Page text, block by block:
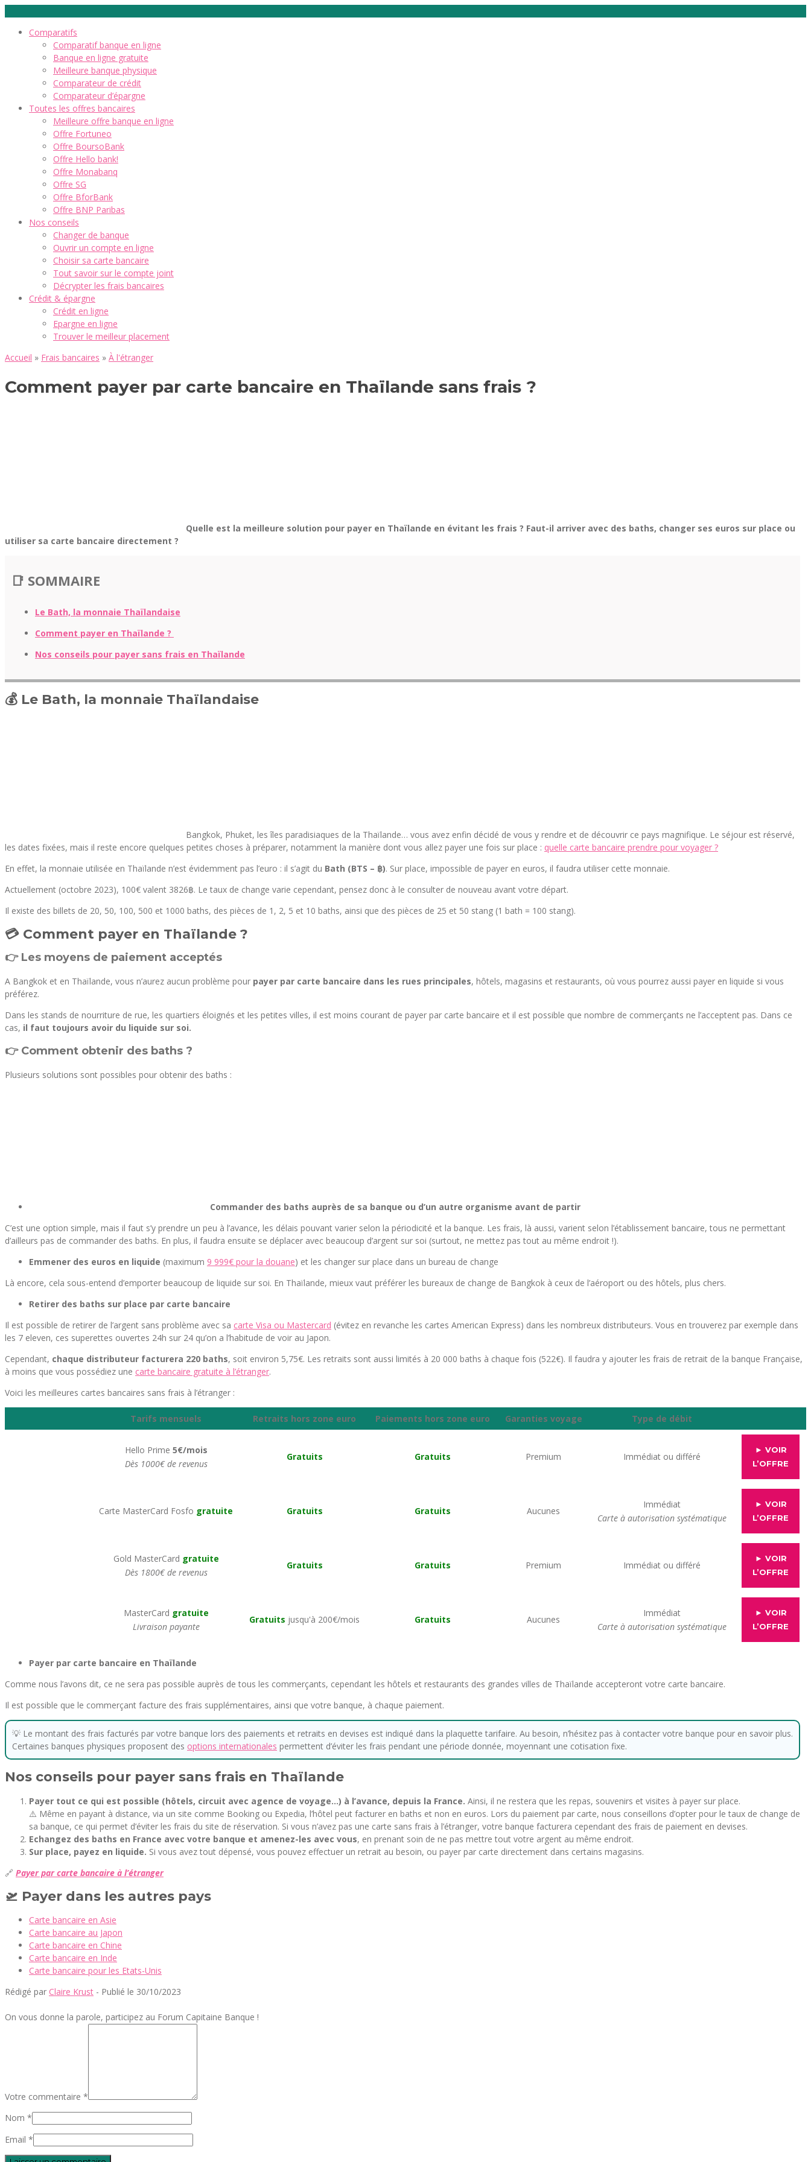
Comparatifs
Comparatif banque en ligne
Banque en ligne gratuite
Meilleure banque physique
Comparateur de crédit
Comparateur d’épargne
Toutes les offres bancaires
Meilleure offre banque en ligne
Offre Fortuneo
Offre BoursoBank
Offre Hello bank!
Offre Monabanq
Offre SG
Offre BforBank
Offre BNP Paribas
Nos conseils
Changer de banque
Ouvrir un compte en ligne
Choisir sa carte bancaire
Tout savoir sur le compte joint
Décrypter les frais bancaires
Crédit & épargne
Crédit en ligne
Epargne en ligne
Trouver le meilleur placement
Accueil » Frais bancaires » À l'étranger
Comment payer par carte bancaire en Thaïlande sans frais ?
Quelle est la meilleure solution pour payer en Thaïlande en évitant les frais ? Faut-il arriver avec des baths, changer ses euros sur place ou
utiliser sa carte bancaire directement ?
📑 SOMMAIRE
Le Bath, la monnaie Thaïlandaise
Comment payer en Thaïlande ?
Nos conseils pour payer sans frais en Thaïlande
💰 Le Bath, la monnaie Thaïlandaise
Bangkok, Phuket, les îles paradisiaques de la Thaïlande… vous avez enfin décidé de vous y rendre et de découvrir ce pays magnifique. Le séjour est réservé,
les dates fixées, mais il reste encore quelques petites choses à préparer, notamment la manière dont vous allez payer une fois sur place : quelle carte bancaire prendre pour voyager ?
En effet, la monnaie utilisée en Thaïlande n’est évidemment pas l’euro : il s’agit du Bath (BTS – ฿). Sur place, impossible de payer en euros, il faudra utiliser cette monnaie.
Actuellement (octobre 2023), 100€ valent 3826฿. Le taux de change varie cependant, pensez donc à le consulter de nouveau avant votre départ.
Il existe des billets de 20, 50, 100, 500 et 1000 baths, des pièces de 1, 2, 5 et 10 baths, ainsi que des pièces de 25 et 50 stang (1 bath = 100 stang).
💳 Comment payer en Thaïlande ?
👉 Les moyens de paiement acceptés
A Bangkok et en Thaïlande, vous n’aurez aucun problème pour payer par carte bancaire dans les rues principales, hôtels, magasins et restaurants, où vous pourrez aussi payer en liquide si vous
préférez.
Dans les stands de nourriture de rue, les quartiers éloignés et les petites villes, il est moins courant de payer par carte bancaire et il est possible que nombre de commerçants ne l’acceptent pas. Dans ce
cas, il faut toujours avoir du liquide sur soi.
👉 Comment obtenir des baths ?
Plusieurs solutions sont possibles pour obtenir des baths :
Commander des baths auprès de sa banque ou d’un autre organisme avant de partir
C’est une option simple, mais il faut s’y prendre un peu à l’avance, les délais pouvant varier selon la périodicité et la banque. Les frais, là aussi, varient selon l’établissement bancaire, tous ne permettant
d’ailleurs pas de commander des baths. En plus, il faudra ensuite se déplacer avec beaucoup d’argent sur soi (surtout, ne mettez pas tout au même endroit !).
Emmener des euros en liquide (maximum 9 999€ pour la douane) et les changer sur place dans un bureau de change
Là encore, cela sous-entend d’emporter beaucoup de liquide sur soi. En Thaïlande, mieux vaut préférer les bureaux de change de Bangkok à ceux de l’aéroport ou des hôtels, plus chers.
Retirer des baths sur place par carte bancaire
Il est possible de retirer de l’argent sans problème avec sa carte Visa ou Mastercard (évitez en revanche les cartes American Express) dans les nombreux distributeurs. Vous en trouverez par exemple dans
les 7 eleven, ces superettes ouvertes 24h sur 24 qu’on a l’habitude de voir au Japon.
Cependant, chaque distributeur facturera 220 baths, soit environ 5,75€. Les retraits sont aussi limités à 20 000 baths à chaque fois (522€). Il faudra y ajouter les frais de retrait de la banque Française,
à moins que vous possédiez une carte bancaire gratuite à l’étranger.
Voici les meilleures cartes bancaires sans frais à l’étranger :
Tarifs mensuels Retraits hors zone euro Paiements hors zone euro Garanties voyage Type de débit
Hello Prime 5€/mois
Dès 1000€ de revenus
Gratuits Gratuits Premium Immédiat ou différé
► VOIR
L’OFFRE
Carte MasterCard Fosfo gratuite Gratuits Gratuits Aucunes
Immédiat
Carte à autorisation systématique
► VOIR
L’OFFRE
Gold MasterCard gratuite
Dès 1800€ de revenus
Gratuits Gratuits Premium Immédiat ou différé
► VOIR
L’OFFRE
MasterCard gratuite
Livraison payante
Gratuits jusqu'à 200€/mois Gratuits Aucunes
Immédiat
Carte à autorisation systématique
► VOIR
L’OFFRE
Payer par carte bancaire en Thaïlande
Comme nous l’avons dit, ce ne sera pas possible auprès de tous les commerçants, cependant les hôtels et restaurants des grandes villes de Thaïlande accepteront votre carte bancaire.
Il est possible que le commerçant facture des frais supplémentaires, ainsi que votre banque, à chaque paiement.
💡 Le montant des frais facturés par votre banque lors des paiements et retraits en devises est indiqué dans la plaquette tarifaire. Au besoin, n’hésitez pas à contacter votre banque pour en savoir plus.
Certaines banques physiques proposent des options internationales permettent d’éviter les frais pendant une période donnée, moyennant une cotisation fixe.
Nos conseils pour payer sans frais en Thaïlande
Payer tout ce qui est possible (hôtels, circuit avec agence de voyage…) à l’avance, depuis la France. Ainsi, il ne restera que les repas, souvenirs et visites à payer sur place.
⚠️ Même en payant à distance, via un site comme Booking ou Expedia, l’hôtel peut facturer en baths et non en euros. Lors du paiement par carte, nous conseillons d’opter pour le taux de change de
sa banque, ce qui permet d’éviter les frais du site de réservation. Si vous n’avez pas une carte sans frais à l’étranger, votre banque facturera cependant des frais de paiement en devises.
Echangez des baths en France avec votre banque et amenez-les avec vous, en prenant soin de ne pas mettre tout votre argent au même endroit.
Sur place, payez en liquide. Si vous avez tout dépensé, vous pouvez effectuer un retrait au besoin, ou payer par carte directement dans certains magasins.
🔗 Payer par carte bancaire à l’étranger
🛫 Payer dans les autres pays
Carte bancaire en Asie
Carte bancaire au Japon
Carte bancaire en Chine
Carte bancaire en Inde
Carte bancaire pour les Etats-Unis
Rédigé par Claire Krust - Publié le 30/10/2023
On vous donne la parole, participez au Forum Capitaine Banque !
Votre commentaire *
Nom *
Email *